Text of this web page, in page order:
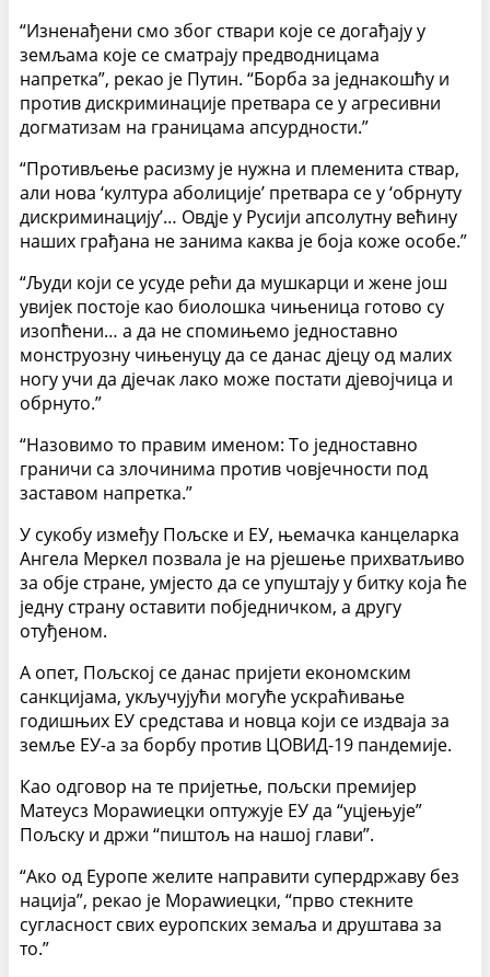
“Изненађени смо због ствари које се догађају у
земљама које се сматрају предводницама
напретка”, рекао је Путин. “Борба за једнакошћу и
против дискриминације претвара се у агресивни
догматизам на границама апсурдности.”
“Противљење расизму је нужна и племенита ствар,
али нова ‘култура аболиције’ претвара се у ‘обрнуту
дискриминацију’… Овдје у Русији апсолутну већину
наших грађана не занима каква је боја коже особе.”
“Људи који се усуде рећи да мушкарци и жене још
увијек постоје као биолошка чињеница готово су
изопћени… а да не спомињемо једноставно
монструозну чињенуцу да се данас дјецу од малих
ногу учи да дјечак лако може постати дјевојчица и
обрнуто.”
“Назовимо то правим именом: То једноставно
граничи са злочинима против човјечности под
заставом напретка.”
У сукобу између Пољске и ЕУ, њемачка канцеларка
Ангела Меркел позвала је на рјешење прихватљиво
за обје стране, умјесто да се упуштају у битку која ће
једну страну оставити побједничком, а другу
отуђеном.
А опет, Пољској се данас пријети економским
санкцијама, укључујући могуће ускраћивање
годишњих ЕУ средстава и новца који се издваја за
земље ЕУ-а за борбу против ЦОВИД-19 пандемије.
Као одговор на те пријетње, пољски премијер
Матеусз Мораwиецки оптужује ЕУ да “уцјењује”
Пољску и држи “пиштољ на нашој глави”.
“Ако од Еуропе желите направити супердржаву без
нација”, рекао је Мораwиецки, “прво стекните
сугласност свих еуропских земаља и друштава за
то.”